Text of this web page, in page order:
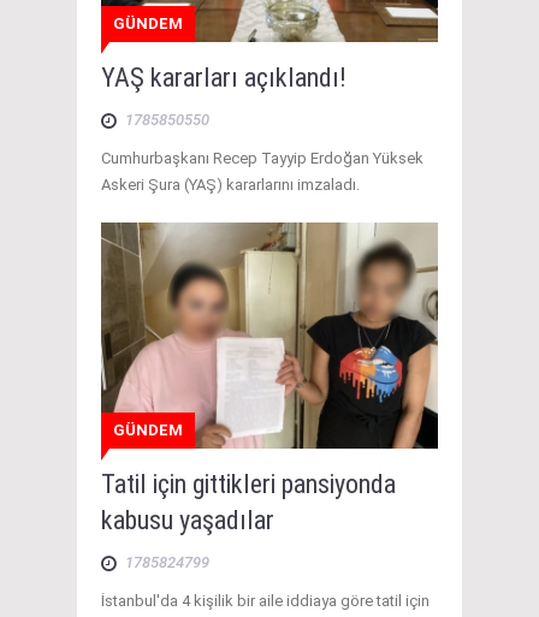
GÜNDEM
YAŞ kararları açıklandı!
1785850550
Cumhurbaşkanı Recep Tayyip Erdoğan Yüksek
Askeri Şura (YAŞ) kararlarını imzaladı.
GÜNDEM
Tatil için gittikleri pansiyonda
kabusu yaşadılar
1785824799
İstanbul'da 4 kişilik bir aile iddiaya göre tatil için